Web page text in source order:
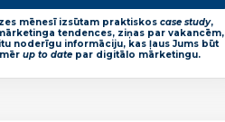
mēnesī izsūtam praktiskos case study,
tendences, ziņas par vakancēm,
noderīgu informāciju, kas ļaus Jums būt
up to datepar digitālo mārketingu.